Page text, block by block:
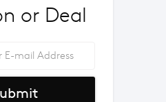
or Deal